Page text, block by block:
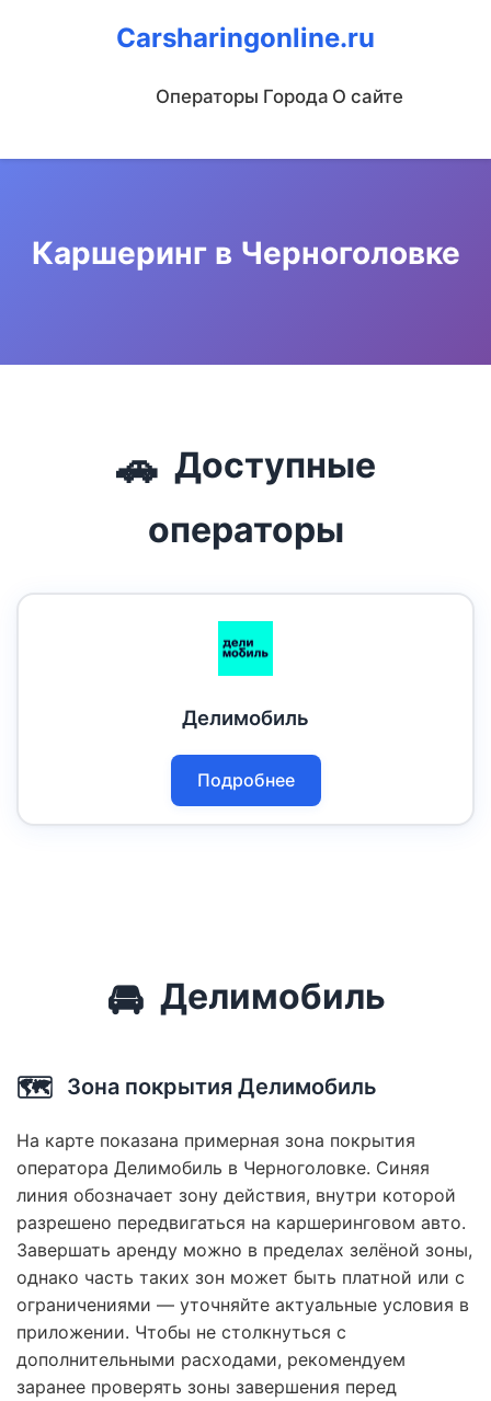
Carsharingonline.ru
Операторы Города О сайте
Каршеринг в Черноголовке
🚗 Доступные
операторы
Делимобиль
Подробнее
🚘 Делимобиль
🗺️ Зона покрытия Делимобиль
На карте показана примерная зона покрытия
оператора Делимобиль в Черноголовке. Синяя
линия обозначает зону действия, внутри которой
разрешено передвигаться на каршеринговом авто.
Завершать аренду можно в пределах зелёной зоны,
однако часть таких зон может быть платной или с
ограничениями — уточняйте актуальные условия в
приложении. Чтобы не столкнуться с
дополнительными расходами, рекомендуем
заранее проверять зоны завершения перед